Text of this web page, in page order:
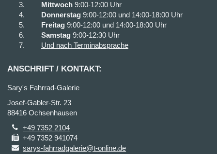
Mittwoch 9:00-12:00 Uhr
Donnerstag 9:00-12:00 und 14:00-18:00 Uhr
Freitag 9:00-12:00 und 14:00-18:00 Uhr
Samstag 9:00-12:30 Uhr
Und nach Terminabsprache
ANSCHRIFT / KONTAKT:
Sary's Fahrrad-Galerie
Josef-Gabler-Str. 23
88416 Ochsenhausen
+49 7352 2104
+49 7352 941074
sarys-fahrradgalerie@t-online.de